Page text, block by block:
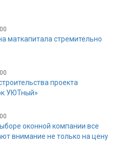
маткапитала стремительно
проекта
УЮТный»
оконной компании все
внимание не только на цену